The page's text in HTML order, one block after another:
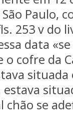
Paulo,
253 v do
data
cofre da
estava
se